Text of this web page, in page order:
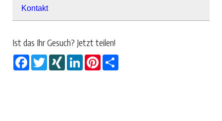
Kontakt
Ist das Ihr Gesuch? Jetzt teilen!
FacebookTwitterXING LinkedInPinterest